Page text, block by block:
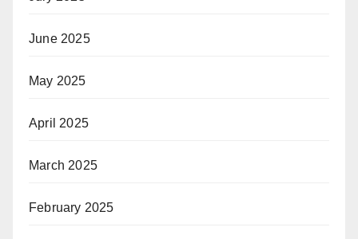
June 2025
May 2025
April 2025
March 2025
February 2025